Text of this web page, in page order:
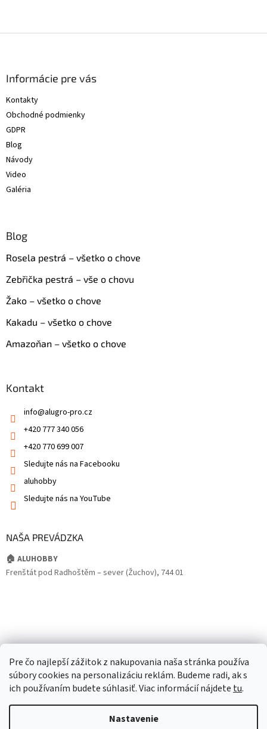
Pre čo najlepší zážitok z nakupovania naša stránka používa
súbory cookies na personalizáciu reklám. Budeme radi, ak s
ich používaním budete súhlasiť. Viac informácií nájdete tu.
Nastavenie
Informácie pre vás
Kontakty
Obchodné podmienky
GDPR
Blog
Návody
Video
Galéria
Blog
Rosela pestrá – všetko o chove
Zebřička pestrá – vše o chovu
Žako – všetko o chove
Kakadu – všetko o chove
Amazoňan – všetko o chove
Kontakt
info@alugro-pro.cz
+420 777 340 056
+420 770 699 007
Sledujte nás na Facebooku
aluhobby
Sledujte nás na YouTube
NAŠA PREVÁDZKA
🏠 ALUHOBBY
Frenštát pod Radhoštěm – sever (Žuchov), 744 01